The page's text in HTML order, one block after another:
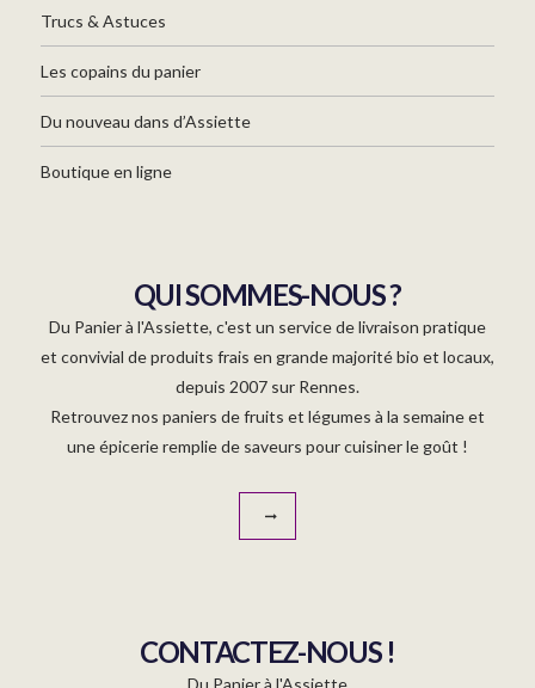
Trucs & Astuces
Les copains du panier
Du nouveau dans d’Assiette
Boutique en ligne
QUI SOMMES-NOUS ?
Du Panier à l'Assiette, c'est un service de livraison pratique
et convivial de produits frais en grande majorité bio et locaux,
depuis 2007 sur Rennes.
Retrouvez nos paniers de fruits et légumes à la semaine et
une épicerie remplie de saveurs pour cuisiner le goût !
CONTACTEZ-NOUS !